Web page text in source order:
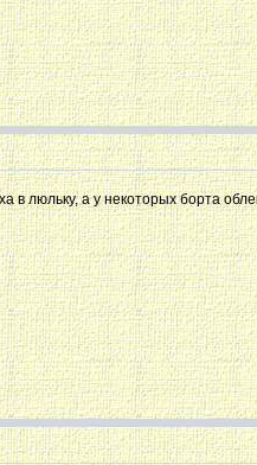
в люльку, а у некоторых борта